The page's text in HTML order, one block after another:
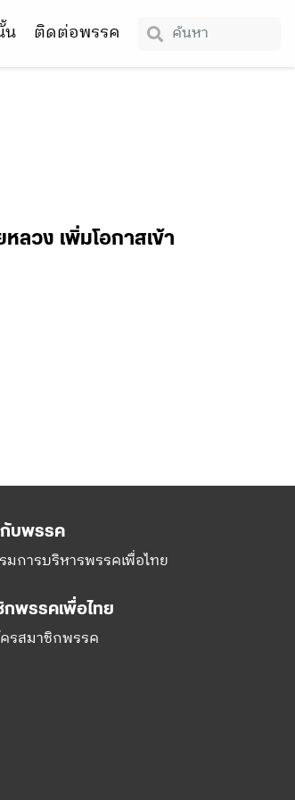
น ติดต่อพรรค
ลวง เพิ่มโอกาสเข้า
กับพรรค
มการบริหารพรรคเพื่อไทย
กพรรคเพื่อไทย
รสมาชิกพรรค